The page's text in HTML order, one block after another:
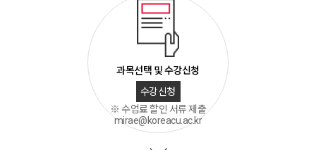
과목선택 및 수강신청
수강신청
※ 수업료 할인 서류 제출
mirae@koreacu.ac.kr